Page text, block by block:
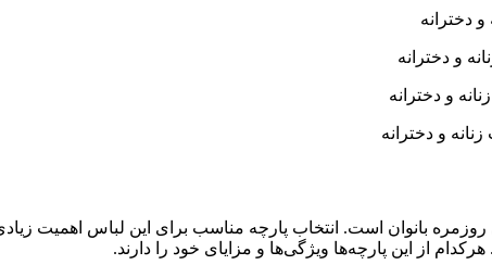
دخترانه
و دخترانه
و دخترانه
و دخترانه
بانوان است. انتخاب پارچه مناسب برای این لباس اهمیت
از این پارچه‌ها ویژگی‌ها و مزایای خود را دارند.